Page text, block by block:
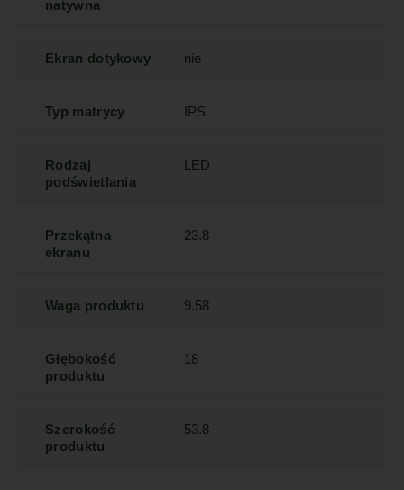
natywna
Ekran dotykowy nie
Typ matrycy IPS
Rodzaj
podświetlania
LED
Przekątna
ekranu
23.8
Waga produktu 9.58
Głębokość
produktu
18
Szerokość
produktu
53.8